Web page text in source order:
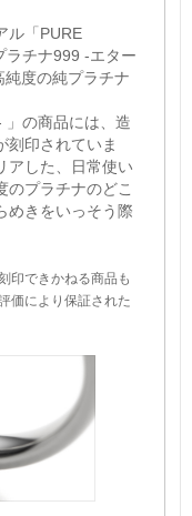
ル「PURE
ラチナ999 -エター
度の純プラチナ
」の商品には、造
刻印されていま
アした、日常使い
のプラチナのどこ
めきをいっそう際
印できかねる商品も
価により保証された